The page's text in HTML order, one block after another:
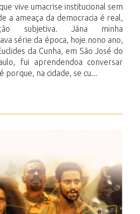
vive umacrise institucional sem
a ameaça da democracia é real,
subjetiva. Jána minha
série da época, hoje nono ano,
da Cunha, em São José do
fui aprendendoa conversar
na cidade, se cu...